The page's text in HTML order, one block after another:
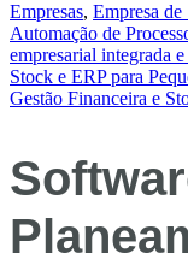
Empresas, Empresa
Automação de
empresarial integrada
Stock e ERP para
Gestão Financeira e